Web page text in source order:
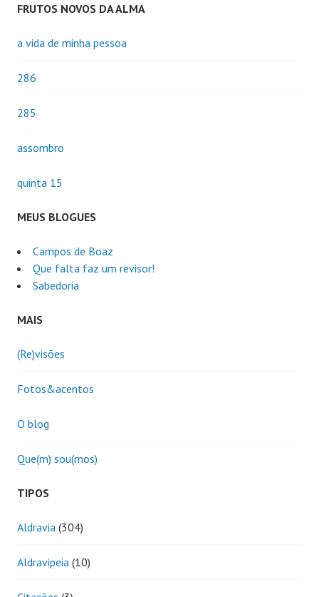
FRUTOS NOVOS DA ALMA
a vida de minha pessoa
286
285
assombro
quinta 15
MEUS BLOGUES
Campos de Boaz
Que falta faz um revisor!
Sabedoria
MAIS
(Re)visões
Fotos&acentos
O blog
Que(m) sou(mos)
TIPOS
Aldravia (304)
Aldravipeia (10)